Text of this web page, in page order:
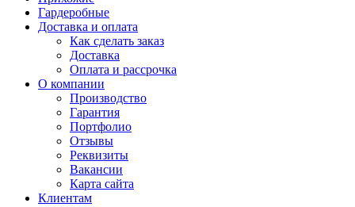
Гардеробные
Доставка и оплата
Как сделать заказ
Доставка
Оплата и рассрочка
О компании
Производство
Гарантия
Портфолио
Отзывы
Реквизиты
Вакансии
Карта сайта
Клиентам